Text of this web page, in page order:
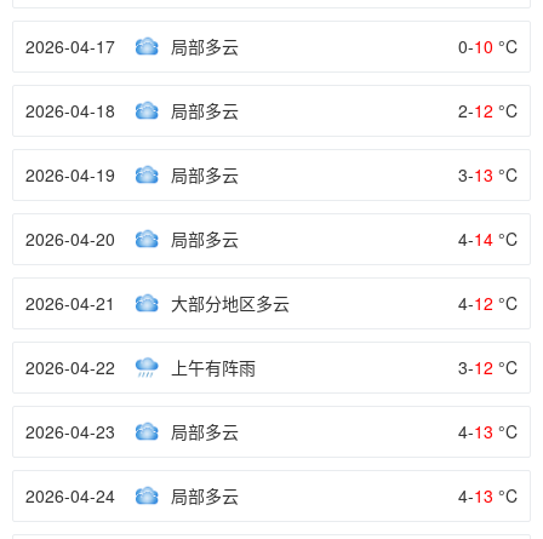
2026-04-17 局部多云 0-10 °C
2026-04-18 局部多云 2-12 °C
2026-04-19 局部多云 3-13 °C
2026-04-20 局部多云 4-14 °C
2026-04-21 大部分地区多云 4-12 °C
2026-04-22 上午有阵雨 3-12 °C
2026-04-23 局部多云 4-13 °C
2026-04-24 局部多云 4-13 °C